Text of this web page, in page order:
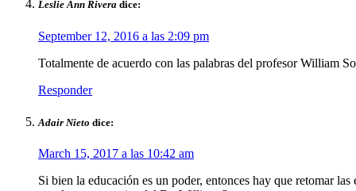
Leslie Ann Rivera dice:
September 12, 2016 a las 2:09 pm
Totalmente de acuerdo con las palabras del profesor William
Responder
Adair Nieto dice:
March 15, 2017 a las 10:42 am
Si bien la educación es un poder, entonces hay que retomar